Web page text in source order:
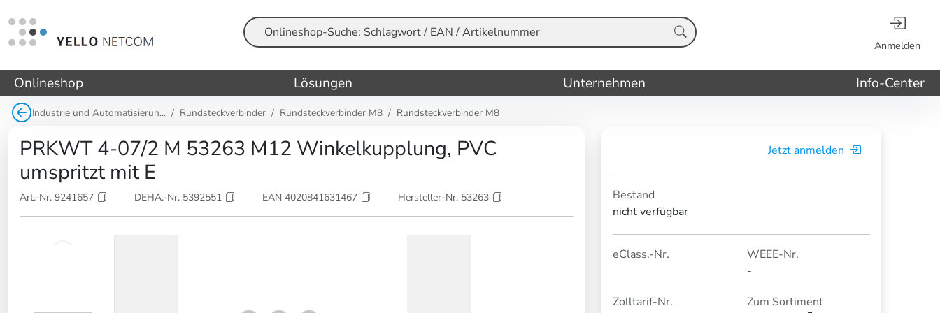
Suche Anmelden
Onlineshop Lösungen Unternehmen Info-Center
Industrie und Automatisierun... Rundsteckverbinder Rundsteckverbinder M8 Rundsteckverbinder M8
PRKWT 4-07/2 M 53263 M12 Winkelkupplung, PVC
umspritzt mit E
Art.-Nr. 9241657 DEHA.-Nr. 5392551 EAN 4020841631467 Hersteller-Nr. 53263
Jetzt anmelden
Bestand
nicht verfügbar
eClass.-Nr.
WEEE-Nr.
-
Zolltarif-Nr.
Zum Sortiment